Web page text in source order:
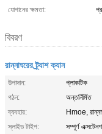
যোগানের ক্ষমতা:
বিবরণ
রান্নাঘরের ট্র্যাশ ক্যান
উপাদান:
প্লাকটিক
গঠন:
অন্তর্নির্মিত
ব্যবহার:
Hmoe,
স্লাইড টাইপ:
সম্পূর্ণ